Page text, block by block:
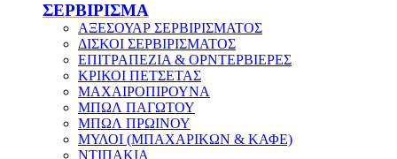
ΣΕΡΒΙΡΙΣΜΑ
ΑΞΕΣΟΥΑΡ ΣΕΡΒΙΡΙΣΜΑΤΟΣ
ΔΙΣΚΟΙ ΣΕΡΒΙΡΙΣΜΑΤΟΣ
ΕΠΙΤΡΑΠΕΖΙΑ & ΟΡΝΤΕΡΒΙΕΡΕΣ
ΚΡΙΚΟΙ ΠΕΤΣΕΤΑΣ
ΜΑΧΑΙΡΟΠΙΡΟΥΝΑ
ΜΠΩΛ ΠΑΓΩΤΟΥ
ΜΠΩΛ ΠΡΩΙΝΟΥ
ΜΥΛΟΙ (ΜΠΑΧΑΡΙΚΩΝ & ΚΑΦΕ)
ΝΤΙΠΑΚΙΑ